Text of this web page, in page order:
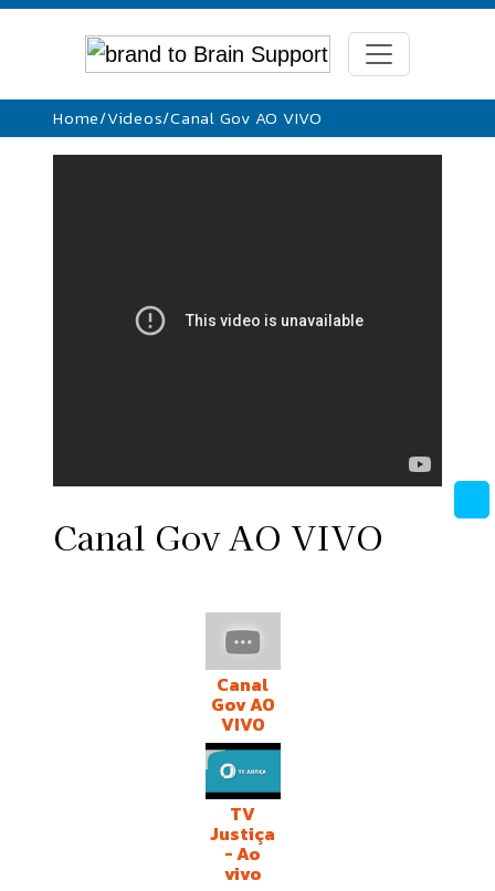
Home/Videos/Canal Gov AO VIVO
Canal Gov AO VIVO
Canal
Gov AO
VIVO
TV
Justiça
- Ao
vivo